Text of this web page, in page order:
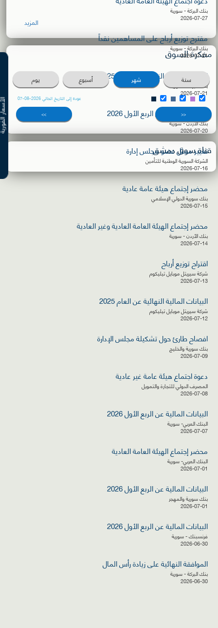
بنك البركة - سورية
2026-07-27
مقترح توزيع أرباح على المساهمين نقداً
بنك البركة - سورية
2026-07-21
البيانات المالية النهائية عن العام 2025
بنك البركة - سورية
2026-07-21
البيانات المالية عن الربع الأول 2026
بنك الأردن - سورية
2026-07-20
تغيير ممثل عضو مجلس إدارة
الشركة السورية الوطنية للتأمين
2026-07-16
محضر إجتماع هيئة عامة عادية
بنك سورية الدولي الإسلامي
2026-07-15
محضر إجتماع الهيئة العامة العادية وغير العادية
بنك الأردن - سورية
2026-07-14
اقتراح توزيع أرباح
شركة سيريتل موبايل تيليكوم
2026-07-13
البيانات المالية النهائية عن العام 2025
شركة سيريتل موبايل تيليكوم
2026-07-12
افصاح طارئ حول تشكيلة مجلس الإدارة
بنك سورية والخليج
2026-07-09
دعوة اجتماع هيئة عامة غير عادية
المصرف الدولي للتجارة والتمويل
2026-07-08
البيانات المالية عن الربع الأول 2026
البنك العربي- سورية
2026-07-07
محضر إجتماع الهيئة العامة العادية
البنك العربي- سورية
2026-07-01
البيانات المالية عن الربع الأول 2026
بنك سورية والمهجر
2026-07-01
البيانات المالية عن الربع الأول 2026
فرنسبنك - سورية
2026-06-30
الموافقة النهائية على زيادة رأس المال
بنك البركة - سورية
2026-06-30
المزيد
مفكرة السوق
سنة شهر أسبوع يوم
عودة إلى التاريخ الحالي 2026-08-07
<<
>>
قناة سوق دمشق